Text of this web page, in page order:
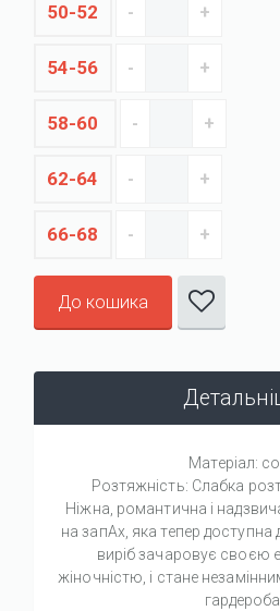
50-52
54-56
58-60
62-64
66-68
До кошика
Матеріал:
Розтяжність: Слабка
Ніжна, романтична і
на запАх, яка тепер
виріб зачаровує своєю
жіночністю, і стане